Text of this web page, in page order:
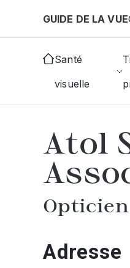
GUIDE DE LA VUE
Santé
visuelle
Accueil Choisir
Atol
Opticien
Adresse